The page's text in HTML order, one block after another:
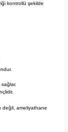
kontrollü şekilde
değil, ameliyathane